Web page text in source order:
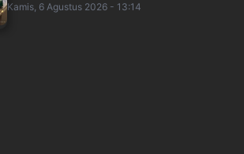
Kamis, 6 Agustus 2026 - 13:14